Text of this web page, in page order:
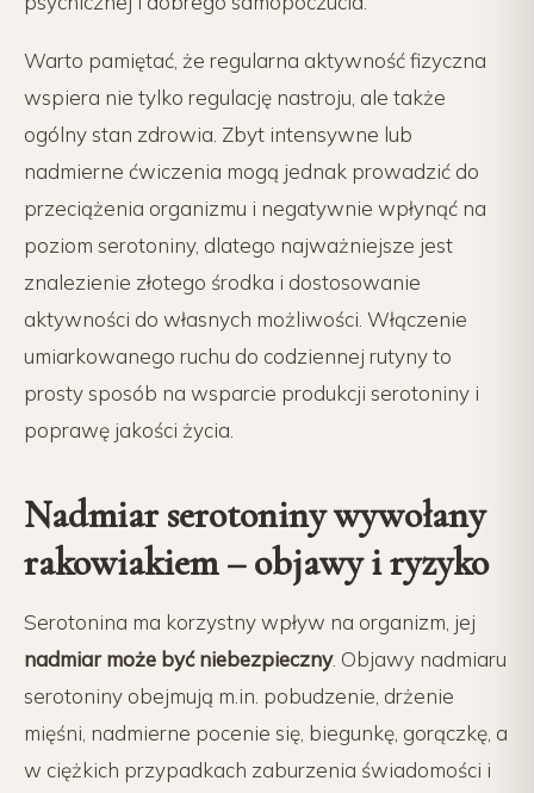
Warto pamiętać, że regularna aktywność fizyczna
wspiera nie tylko regulację nastroju, ale także
ogólny stan zdrowia. Zbyt intensywne lub
nadmierne ćwiczenia mogą jednak prowadzić do
przeciążenia organizmu i negatywnie wpłynąć na
poziom serotoniny, dlatego najważniejsze jest
znalezienie złotego środka i dostosowanie
aktywności do własnych możliwości. Włączenie
umiarkowanego ruchu do codziennej rutyny to
prosty sposób na wsparcie produkcji serotoniny i
poprawę jakości życia.
Nadmiar serotoniny wywołany
rakowiakiem – objawy i ryzyko
Serotonina ma korzystny wpływ na organizm, jej
nadmiar może być niebezpieczny. Objawy nadmiaru
serotoniny obejmują m.in. pobudzenie, drżenie
mięśni, nadmierne pocenie się, biegunkę, gorączkę, a
w ciężkich przypadkach zaburzenia świadomości i